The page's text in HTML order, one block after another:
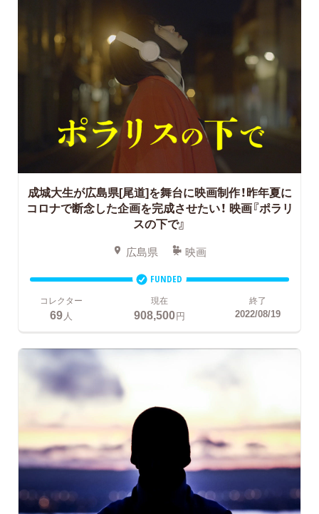
成城大生が広島県[尾道]を舞台に映画制作！昨年夏に
コロナで断念した企画を完成させたい！ 映画『ポラリ
スの下で』
広島県 映画
FUNDED
コレクター
69 人
現在
908,500円
終了
2022/08/19